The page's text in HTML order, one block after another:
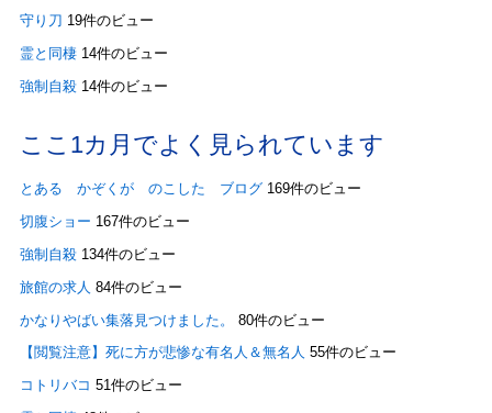
守り刀 19件のビュー
霊と同棲 14件のビュー
強制自殺 14件のビュー
ここ1カ月でよく見られています
とある かぞくが のこした ブログ 169件のビュー
切腹ショー 167件のビュー
強制自殺 134件のビュー
旅館の求人 84件のビュー
かなりやばい集落見つけました。
80件のビュー
【閲覧注意】死に方が悲惨な有名人＆無名人 55件のビュー
コトリバコ 51件のビュー